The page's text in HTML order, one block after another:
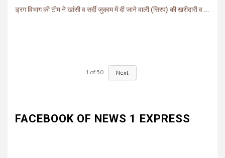
ड्रग विभाग की टीम ने खांसी व सर्दी जुकाम में दी जाने वाली (सिरप) की खरीदारी व बिक्री पर लगाई रोक.
1 of50 Next
FACEBOOK OF NEWS 1 EXPRESS